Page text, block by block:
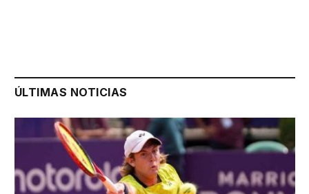
ÚLTIMAS NOTICIAS